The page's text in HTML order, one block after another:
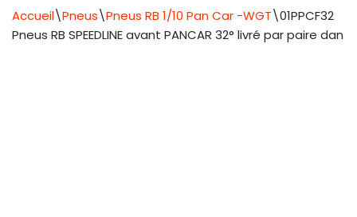
Accueil\Pneus\Pneus RB 1/10 Pan Car -WGT\01PPCF32
Pneus RB SPEEDLINE avant PANCAR 32° livré par paire dan